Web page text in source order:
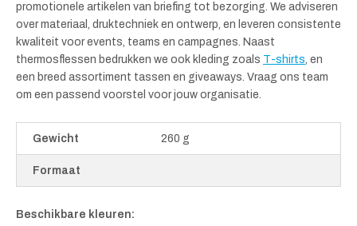
promotionele artikelen van briefing tot bezorging. We adviseren
over materiaal, druktechniek en ontwerp, en leveren consistente
kwaliteit voor events, teams en campagnes. Naast
thermosflessen bedrukken we ook kleding zoals T-shirts, en
een breed assortiment tassen en giveaways. Vraag ons team
om een passend voorstel voor jouw organisatie.
Gewicht 260 g
Formaat
Beschikbare kleuren: